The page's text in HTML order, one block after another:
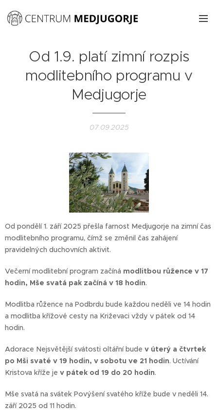
Od 1.9. platí zimní rozpis
modlitebního programu v
Medjugorje
07.09.2025
Od pondělí 1. září 2025 přešla farnost Medjugorje na zimní čas
modlitebního programu, čímž se změnil čas zahájení
pravidelných duchovních aktivit.
Večerní modlitební program začíná modlitbou růžence v 17
hodin, Mše svatá pak začíná v 18 hodin.
Modlitba růžence na Podbrdu bude každou neděli ve 14 hodin
a modlitba křížové cesty na Križevaci vždy v pátek od 14
hodin.
Adorace Nejsvětější svátosti oltářní bude v úterý a čtvrtek
po Mši svaté v 19 hodin, v sobotu ve 21 hodin. Uctívání
Kristova kříže je v pátek od 19 do 20 hodin.
Mše svatá na svátek Povýšení svatého kříže bude v neděli 14.
září 2025 od 11 hodin.